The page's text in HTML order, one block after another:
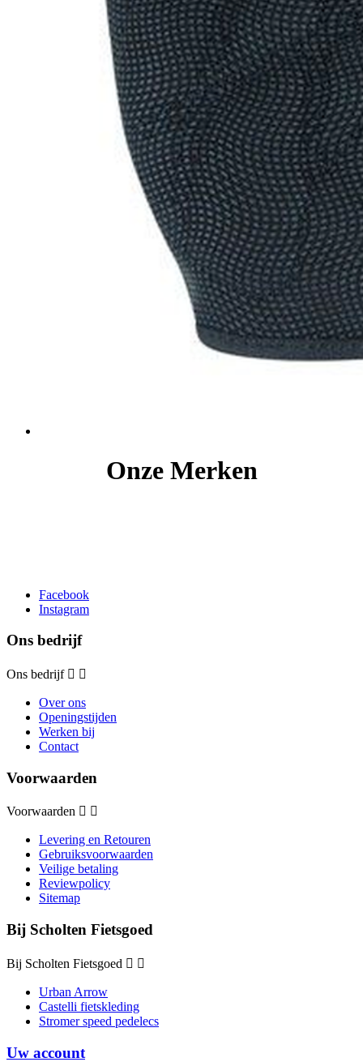
Onze Merken
Facebook
Instagram
Ons bedrijf
Ons bedrijf  
Over ons
Openingstijden
Werken bij
Contact
Voorwaarden
Voorwaarden  
Levering en Retouren
Gebruiksvoorwaarden
Veilige betaling
Reviewpolicy
Sitemap
Bij Scholten Fietsgoed
Bij Scholten Fietsgoed  
Urban Arrow
Castelli fietskleding
Stromer speed pedelecs
Uw account